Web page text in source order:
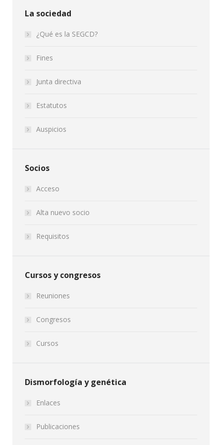
La sociedad
¿Qué es la SEGCD?
Fines
Junta directiva
Estatutos
Auspicios
Socios
Acceso
Alta nuevo socio
Requisitos
Cursos y congresos
Reuniones
Congresos
Cursos
Dismorfología y genética
Enlaces
Publicaciones